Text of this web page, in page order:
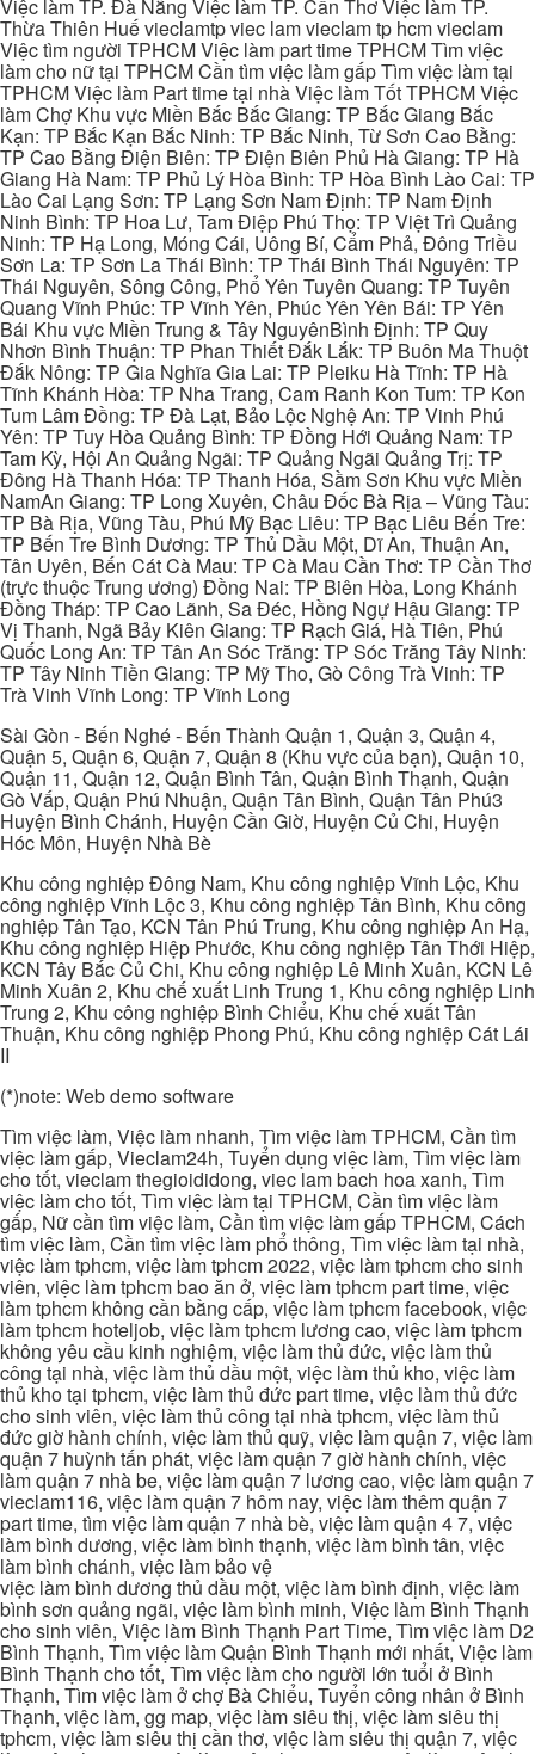
Việc làm TP. Đà Nẵng Việc làm TP. Cần Thơ Việc làm TP.
Thừa Thiên Huế vieclamtp viec lam vieclam tp hcm vieclam
Việc tìm người TPHCM Việc làm part time TPHCM Tìm việc
làm cho nữ tại TPHCM Cần tìm việc làm gấp Tìm việc làm tại
TPHCM Việc làm Part time tại nhà Việc làm Tốt TPHCM Việc
làm Chợ Khu vực Miền Bắc Bắc Giang: TP Bắc Giang Bắc
Kạn: TP Bắc Kạn Bắc Ninh: TP Bắc Ninh, Từ Sơn Cao Bằng:
TP Cao Bằng Điện Biên: TP Điện Biên Phủ Hà Giang: TP Hà
Giang Hà Nam: TP Phủ Lý Hòa Bình: TP Hòa Bình Lào Cai: TP
Lào Cai Lạng Sơn: TP Lạng Sơn Nam Định: TP Nam Định
Ninh Bình: TP Hoa Lư, Tam Điệp Phú Thọ: TP Việt Trì Quảng
Ninh: TP Hạ Long, Móng Cái, Uông Bí, Cẩm Phả, Đông Triều
Sơn La: TP Sơn La Thái Bình: TP Thái Bình Thái Nguyên: TP
Thái Nguyên, Sông Công, Phổ Yên Tuyên Quang: TP Tuyên
Quang Vĩnh Phúc: TP Vĩnh Yên, Phúc Yên Yên Bái: TP Yên
Bái Khu vực Miền Trung & Tây NguyênBình Định: TP Quy
Nhơn Bình Thuận: TP Phan Thiết Đắk Lắk: TP Buôn Ma Thuột
Đắk Nông: TP Gia Nghĩa Gia Lai: TP Pleiku Hà Tĩnh: TP Hà
Tĩnh Khánh Hòa: TP Nha Trang, Cam Ranh Kon Tum: TP Kon
Tum Lâm Đồng: TP Đà Lạt, Bảo Lộc Nghệ An: TP Vinh Phú
Yên: TP Tuy Hòa Quảng Bình: TP Đồng Hới Quảng Nam: TP
Tam Kỳ, Hội An Quảng Ngãi: TP Quảng Ngãi Quảng Trị: TP
Đông Hà Thanh Hóa: TP Thanh Hóa, Sầm Sơn Khu vực Miền
NamAn Giang: TP Long Xuyên, Châu Đốc Bà Rịa – Vũng Tàu:
TP Bà Rịa, Vũng Tàu, Phú Mỹ Bạc Liêu: TP Bạc Liêu Bến Tre:
TP Bến Tre Bình Dương: TP Thủ Dầu Một, Dĩ An, Thuận An,
Tân Uyên, Bến Cát Cà Mau: TP Cà Mau Cần Thơ: TP Cần Thơ
(trực thuộc Trung ương) Đồng Nai: TP Biên Hòa, Long Khánh
Đồng Tháp: TP Cao Lãnh, Sa Đéc, Hồng Ngự Hậu Giang: TP
Vị Thanh, Ngã Bảy Kiên Giang: TP Rạch Giá, Hà Tiên, Phú
Quốc Long An: TP Tân An Sóc Trăng: TP Sóc Trăng Tây Ninh:
TP Tây Ninh Tiền Giang: TP Mỹ Tho, Gò Công Trà Vinh: TP
Trà Vinh Vĩnh Long: TP Vĩnh Long
Sài Gòn - Bến Nghé - Bến Thành Quận 1, Quận 3, Quận 4,
Quận 5, Quận 6, Quận 7, Quận 8 (Khu vực của bạn), Quận 10,
Quận 11, Quận 12, Quận Bình Tân, Quận Bình Thạnh, Quận
Gò Vấp, Quận Phú Nhuận, Quận Tân Bình, Quận Tân Phú3
Huyện Bình Chánh, Huyện Cần Giờ, Huyện Củ Chi, Huyện
Hóc Môn, Huyện Nhà Bè
Khu công nghiệp Đông Nam, Khu công nghiệp Vĩnh Lộc, Khu
công nghiệp Vĩnh Lộc 3, Khu công nghiệp Tân Bình, Khu công
nghiệp Tân Tạo, KCN Tân Phú Trung, Khu công nghiệp An Hạ,
Khu công nghiệp Hiệp Phước, Khu công nghiệp Tân Thới Hiệp,
KCN Tây Bắc Củ Chi, Khu công nghiệp Lê Minh Xuân, KCN Lê
Minh Xuân 2, Khu chế xuất Linh Trung 1, Khu công nghiệp Linh
Trung 2, Khu công nghiệp Bình Chiểu, Khu chế xuất Tân
Thuận, Khu công nghiệp Phong Phú, Khu công nghiệp Cát Lái
II
(*)note: Web demo software
Tìm việc làm, Việc làm nhanh, Tìm việc làm TPHCM, Cần tìm
việc làm gấp, Vieclam24h, Tuyển dụng việc làm, Tìm việc làm
cho tốt, vieclam thegioididong, viec lam bach hoa xanh, Tìm
việc làm cho tốt, Tìm việc làm tại TPHCM, Cần tìm việc làm
gấp, Nữ cần tìm việc làm, Cần tìm việc làm gấp TPHCM, Cách
tìm việc làm, Cần tìm việc làm phổ thông, Tìm việc làm tại nhà,
việc làm tphcm, việc làm tphcm 2022, việc làm tphcm cho sinh
viên, việc làm tphcm bao ăn ở, việc làm tphcm part time, việc
làm tphcm không cần bằng cấp, việc làm tphcm facebook, việc
làm tphcm hoteljob, việc làm tphcm lương cao, việc làm tphcm
không yêu cầu kinh nghiệm, việc làm thủ đức, việc làm thủ
công tại nhà, việc làm thủ dầu một, việc làm thủ kho, việc làm
thủ kho tại tphcm, việc làm thủ đức part time, việc làm thủ đức
cho sinh viên, việc làm thủ công tại nhà tphcm, việc làm thủ
đức giờ hành chính, việc làm thủ quỹ, việc làm quận 7, việc làm
quận 7 huỳnh tấn phát, việc làm quận 7 giờ hành chính, việc
làm quận 7 nhà be, việc làm quận 7 lương cao, việc làm quận 7
vieclam116, việc làm quận 7 hôm nay, việc làm thêm quận 7
part time, tìm việc làm quận 7 nhà bè, việc làm quận 4 7, việc
làm bình dương, việc làm bình thạnh, việc làm bình tân, việc
làm bình chánh, việc làm bảo vệ
việc làm bình dương thủ dầu một, việc làm bình định, việc làm
bình sơn quảng ngãi, việc làm bình minh, Việc làm Bình Thạnh
cho sinh viên, Việc làm Bình Thạnh Part Time, Tìm việc làm D2
Bình Thạnh, Tìm việc làm Quận Bình Thạnh mới nhất, Việc làm
Bình Thạnh cho tốt, Tìm việc làm cho người lớn tuổi ở Bình
Thạnh, Tìm việc làm ở chợ Bà Chiểu, Tuyển công nhân ở Bình
Thạnh, việc làm, gg map, việc làm siêu thị, việc làm siêu thị
tphcm, việc làm siêu thị cần thơ, việc làm siêu thị quận 7, việc